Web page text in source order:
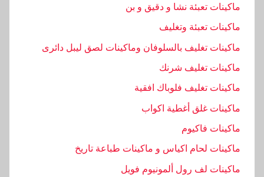
ماكينات تعبئة نشا و دقيق و بن
ماكينات تعبئة وتغليف
ماكينات تغليف بالسلوفان وماكينات لصق ليبل دائرى
ماكينات تغليف شرنك
ماكينات تغليف فلوباك افقية
ماكينات غلق أغطية اكواب
ماكينات فاكيوم
ماكينات لحام اكياس و ماكينات طباعة تاريخ
ماكينات لف رول ألمونيوم فويل